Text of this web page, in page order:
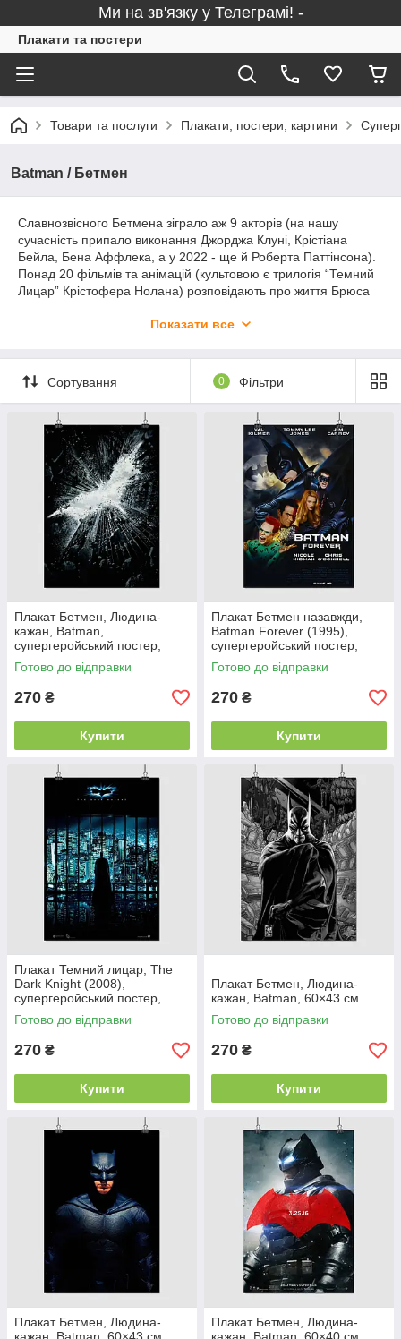
Ми на зв'язку у Телеграмі! -
Плакати та постери
Товари та послуги Плакати, постери, картини
Batman / Бетмен
Славнозвісного Бетмена зіграло аж 9 акторів (на нашу
сучасність припало виконання Джорджа Клуні, Крістіана
Бейла, Бена Аффлека, а у 2022 - ще й Роберта Паттінсона).
Понад 20 фільмів та анімацій (культовою є трилогія “Темний
Лицар” Крістофера Нолана) розповідають про життя Брюса
численними ворогами (Джокером, Пінгвіном, Пугалом,
оберігати рідний Готем. Постер із Бетменом - це “must-have”
у домі фаната коміксів.
Показати все
Сортування 0 Фільтри
Плакат Бетмен, Людина-
кажан, Batman,
супергеройський постер,
60×43 см
Готово до відправки
270 ₴
Купити
Плакат Бетмен назавжди,
Batman Forever (1995),
супергеройський постер,
60×41 см
Готово до відправки
270 ₴
Купити
Плакат Темний лицар, The
Dark Knight (2008),
супергеройський постер,
60×43 см
Готово до відправки
270 ₴
Купити
Плакат Бетмен, Людина-
кажан, Batman, 60×43 см
Готово до відправки
270 ₴
Купити
Плакат Бетмен, Людина-
Плакат Бетмен, Людина-